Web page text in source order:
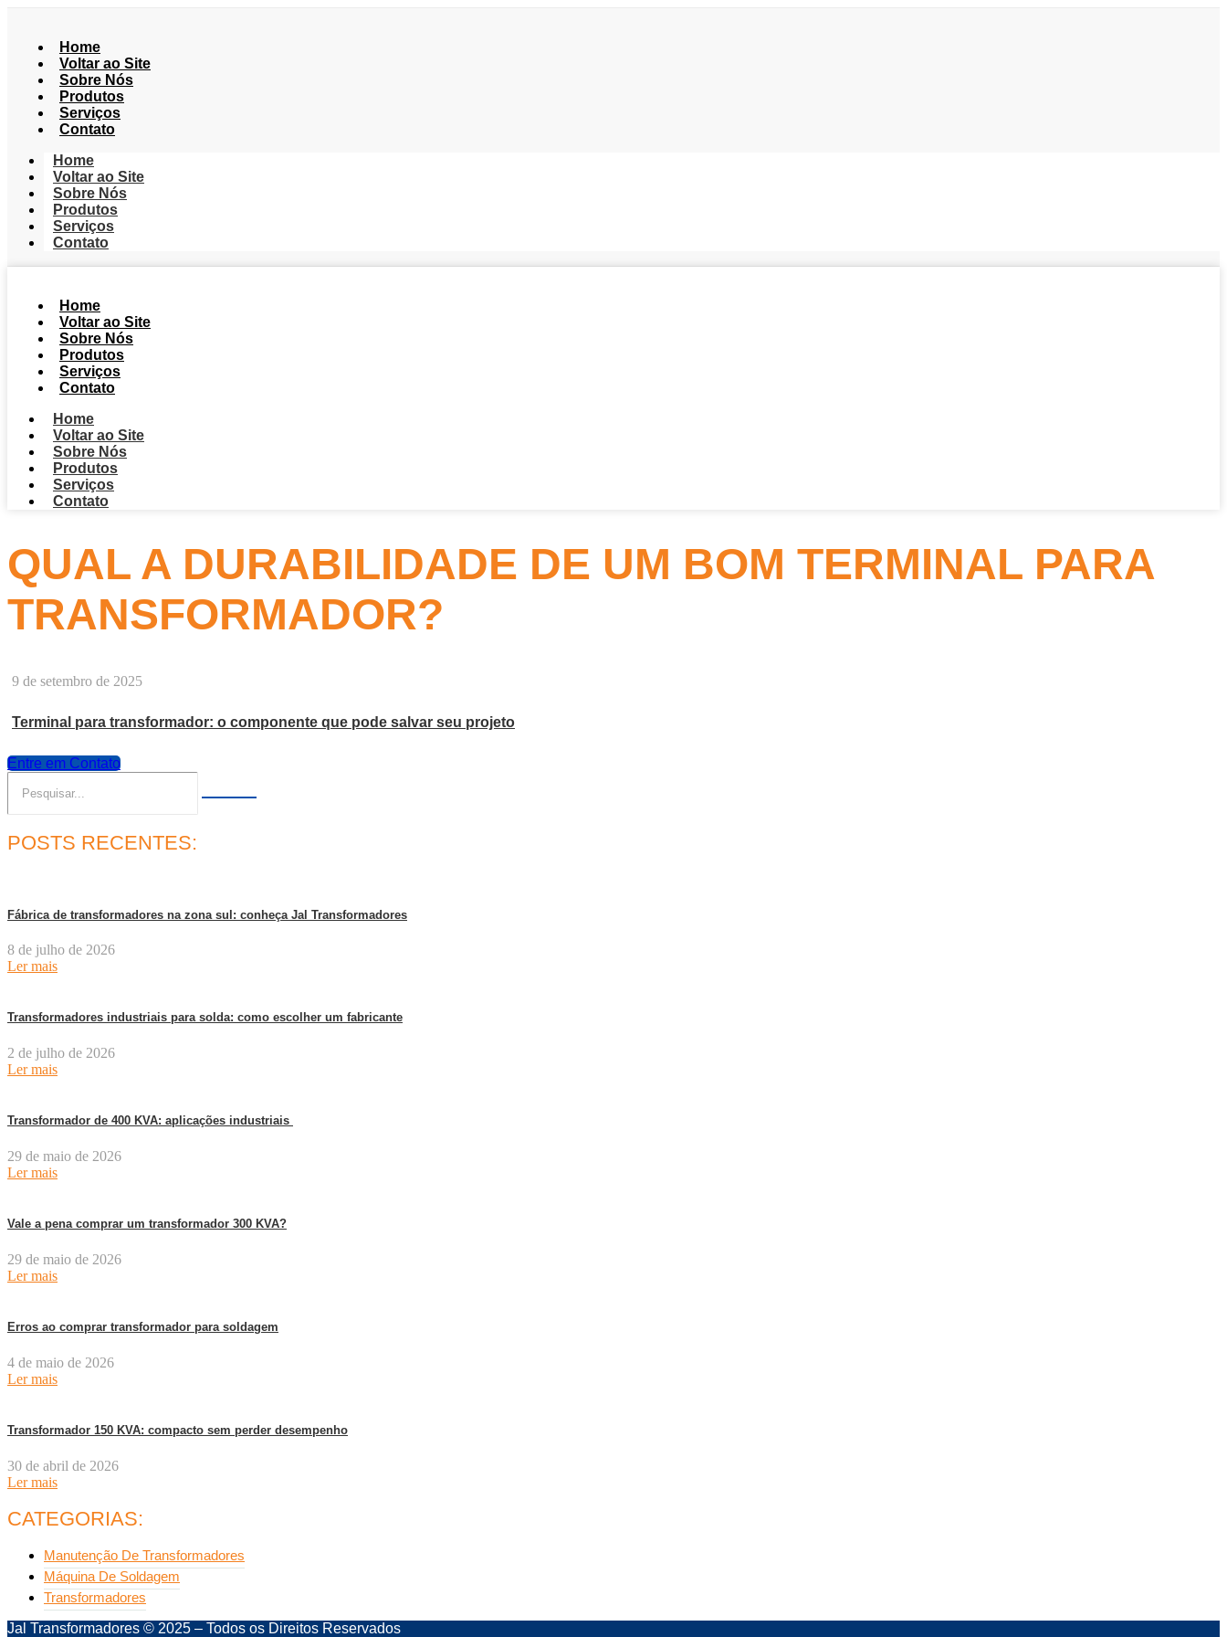
Home
Voltar ao Site
Sobre Nós
Produtos
Serviços
Contato
Home
Voltar ao Site
Sobre Nós
Produtos
Serviços
Contato
Home
Voltar ao Site
Sobre Nós
Produtos
Serviços
Contato
Home
Voltar ao Site
Sobre Nós
Produtos
Serviços
Contato
QUAL A DURABILIDADE DE UM BOM TERMINAL PARA
TRANSFORMADOR?
9 de setembro de 2025
Terminal para transformador: o componente que pode salvar seu projeto
Entre em Contato
POSTS RECENTES:
Fábrica de transformadores na zona sul: conheça Jal Transformadores
8 de julho de 2026
Ler mais
Transformadores industriais para solda: como escolher um fabricante
2 de julho de 2026
Ler mais
Transformador de 400 KVA: aplicações industriais
29 de maio de 2026
Ler mais
Vale a pena comprar um transformador 300 KVA?
29 de maio de 2026
Ler mais
Erros ao comprar transformador para soldagem
4 de maio de 2026
Ler mais
Transformador 150 KVA: compacto sem perder desempenho
30 de abril de 2026
Ler mais
CATEGORIAS:
Manutenção De Transformadores
Máquina De Soldagem
Transformadores
Jal Transformadores © 2025 – Todos os Direitos Reservados